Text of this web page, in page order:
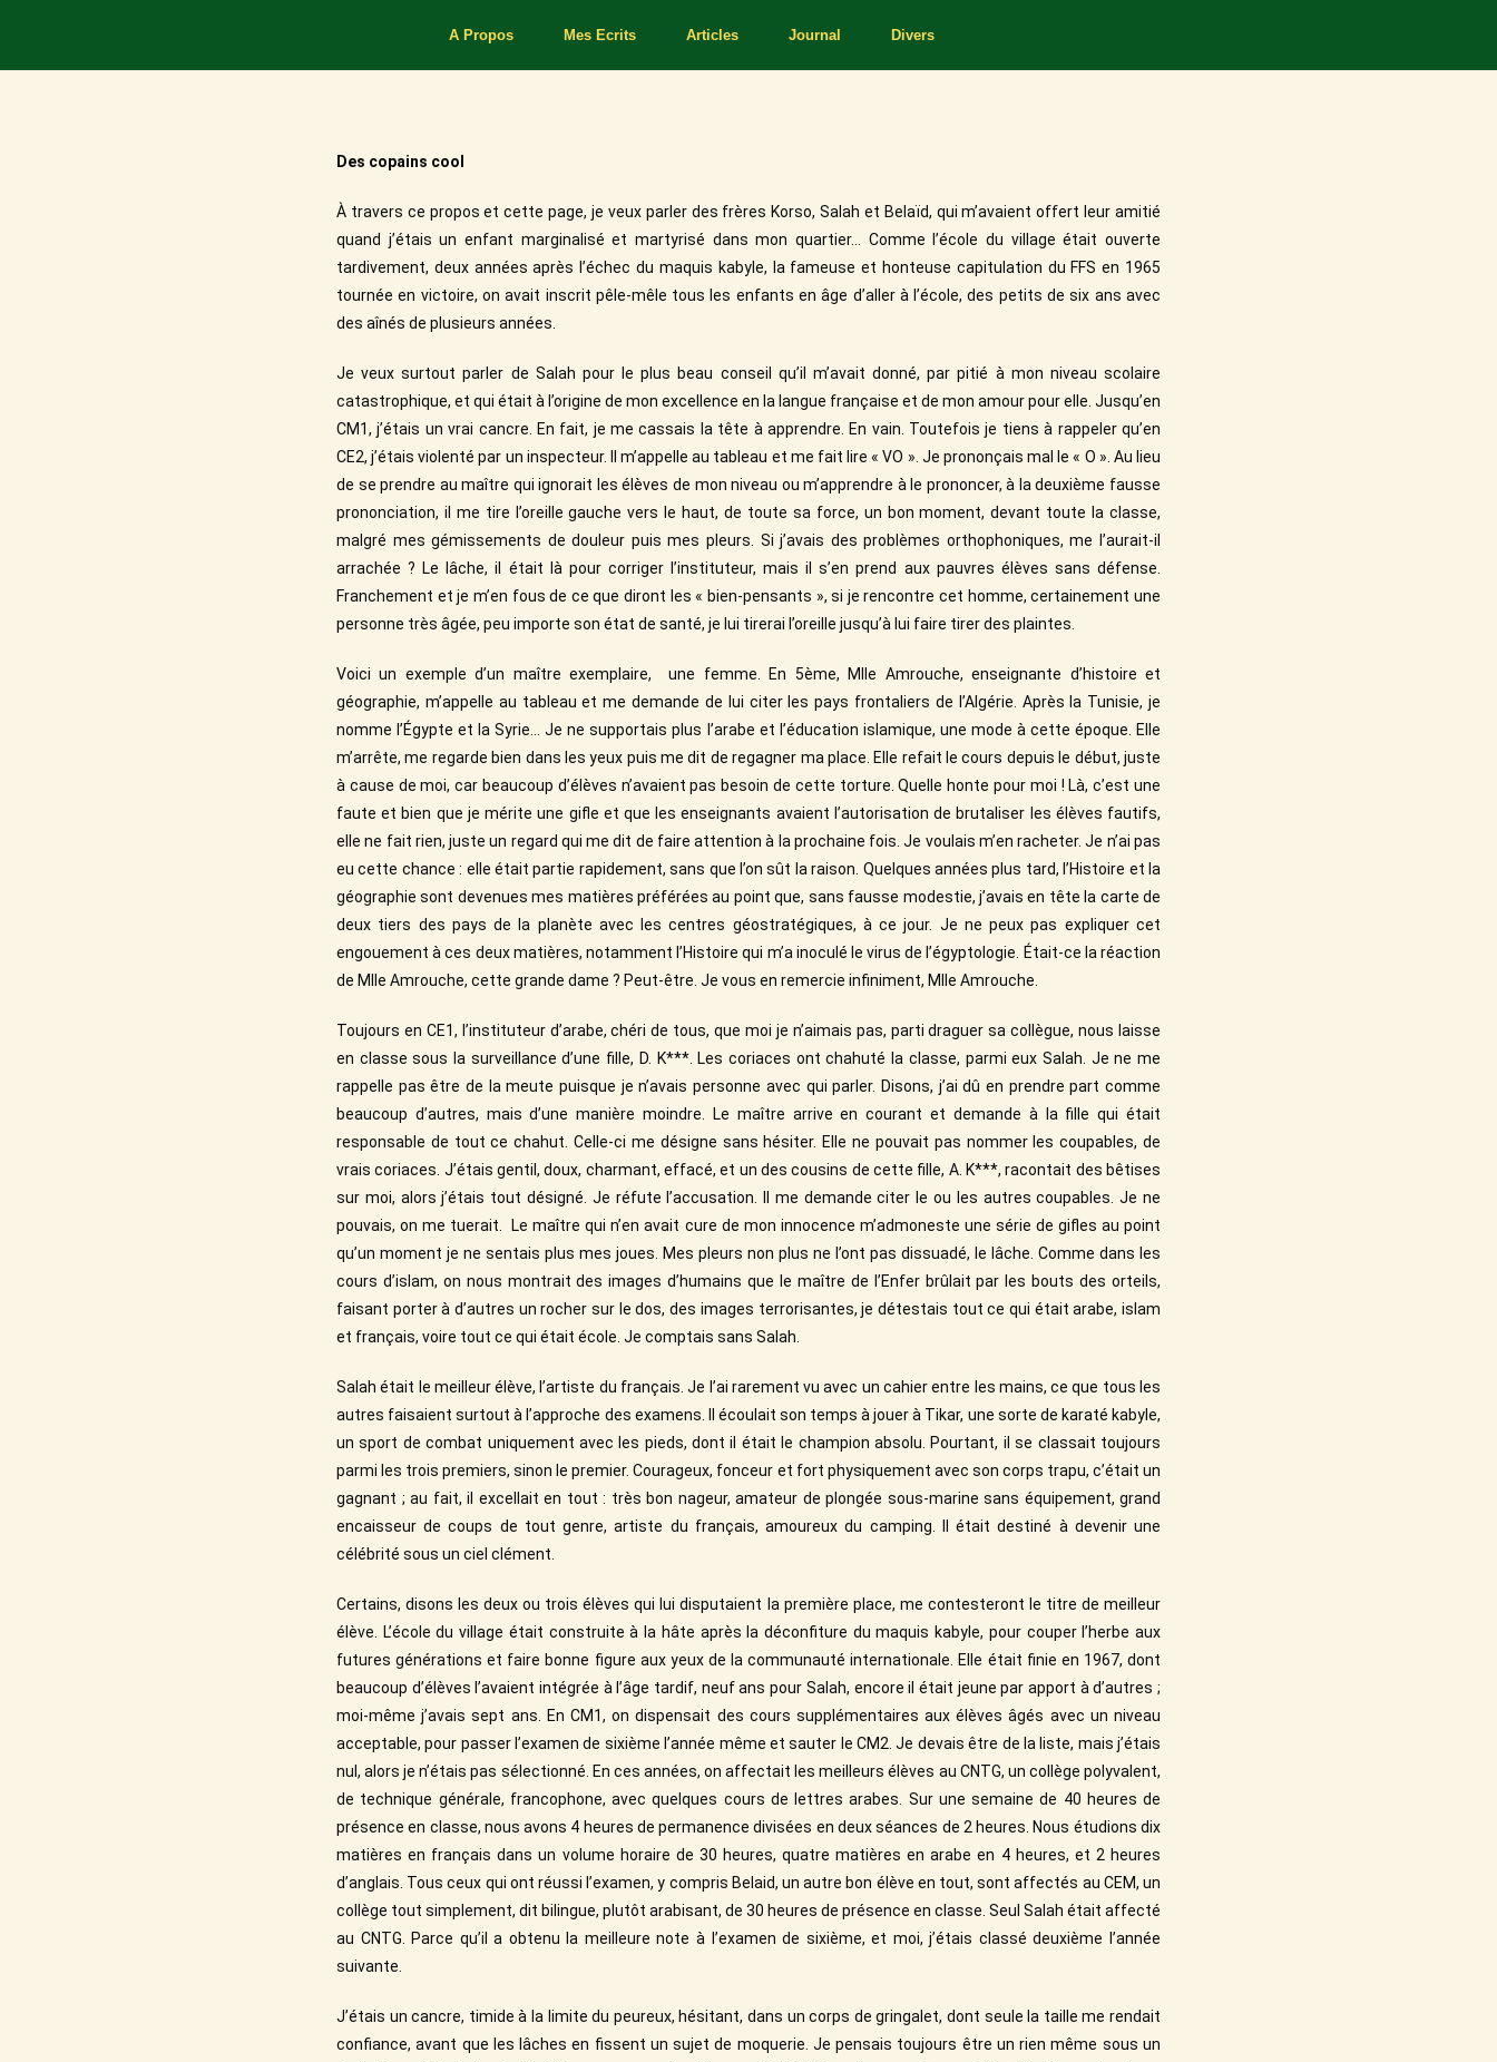
A Propos Mes Ecrits Articles Journal Divers
Des copains cool
À travers ce propos et cette page, je veux parler des frères Korso, Salah et Belaïd, qui m’avaient offert leur amitié
quand j’étais un enfant marginalisé et martyrisé dans mon quartier… Comme l’école du village était ouverte
tardivement, deux années après l’échec du maquis kabyle, la fameuse et honteuse capitulation du FFS en 1965
tournée en victoire, on avait inscrit pêle-mêle tous les enfants en âge d’aller à l’école, des petits de six ans avec
des aînés de plusieurs années.
Je veux surtout parler de Salah pour le plus beau conseil qu’il m’avait donné, par pitié à mon niveau scolaire
catastrophique, et qui était à l’origine de mon excellence en la langue française et de mon amour pour elle. Jusqu’en
CM1, j’étais un vrai cancre. En fait, je me cassais la tête à apprendre. En vain. Toutefois je tiens à rappeler qu’en
CE2, j’étais violenté par un inspecteur. Il m’appelle au tableau et me fait lire « VO ». Je prononçais mal le « O ». Au lieu
de se prendre au maître qui ignorait les élèves de mon niveau ou m’apprendre à le prononcer, à la deuxième fausse
prononciation, il me tire l’oreille gauche vers le haut, de toute sa force, un bon moment, devant toute la classe,
malgré mes gémissements de douleur puis mes pleurs. Si j’avais des problèmes orthophoniques, me l’aurait-il
arrachée ? Le lâche, il était là pour corriger l’instituteur, mais il s’en prend aux pauvres élèves sans défense.
Franchement et je m’en fous de ce que diront les « bien-pensants », si je rencontre cet homme, certainement une
personne très âgée, peu importe son état de santé, je lui tirerai l’oreille jusqu’à lui faire tirer des plaintes.
Voici un exemple d’un maître exemplaire, une femme. En 5ème, Mlle Amrouche, enseignante d’histoire et
géographie, m’appelle au tableau et me demande de lui citer les pays frontaliers de l’Algérie. Après la Tunisie, je
nomme l’Égypte et la Syrie… Je ne supportais plus l’arabe et l’éducation islamique, une mode à cette époque. Elle
m’arrête, me regarde bien dans les yeux puis me dit de regagner ma place. Elle refait le cours depuis le début, juste
à cause de moi, car beaucoup d’élèves n’avaient pas besoin de cette torture. Quelle honte pour moi ! Là, c’est une
faute et bien que je mérite une gifle et que les enseignants avaient l’autorisation de brutaliser les élèves fautifs,
elle ne fait rien, juste un regard qui me dit de faire attention à la prochaine fois. Je voulais m’en racheter. Je n’ai pas
eu cette chance : elle était partie rapidement, sans que l’on sût la raison. Quelques années plus tard, l’Histoire et la
géographie sont devenues mes matières préférées au point que, sans fausse modestie, j’avais en tête la carte de
deux tiers des pays de la planète avec les centres géostratégiques, à ce jour. Je ne peux pas expliquer cet
engouement à ces deux matières, notamment l’Histoire qui m’a inoculé le virus de l’égyptologie. Était-ce la réaction
de Mlle Amrouche, cette grande dame ? Peut-être. Je vous en remercie infiniment, Mlle Amrouche.
Toujours en CE1, l’instituteur d’arabe, chéri de tous, que moi je n’aimais pas, parti draguer sa collègue, nous laisse
en classe sous la surveillance d’une fille, D. K***. Les coriaces ont chahuté la classe, parmi eux Salah. Je ne me
rappelle pas être de la meute puisque je n’avais personne avec qui parler. Disons, j’ai dû en prendre part comme
beaucoup d’autres, mais d’une manière moindre. Le maître arrive en courant et demande à la fille qui était
responsable de tout ce chahut. Celle-ci me désigne sans hésiter. Elle ne pouvait pas nommer les coupables, de
vrais coriaces. J’étais gentil, doux, charmant, effacé, et un des cousins de cette fille, A. K***, racontait des bêtises
sur moi, alors j’étais tout désigné. Je réfute l’accusation. Il me demande citer le ou les autres coupables. Je ne
pouvais, on me tuerait. Le maître qui n’en avait cure de mon innocence m’admoneste une série de gifles au point
qu’un moment je ne sentais plus mes joues. Mes pleurs non plus ne l’ont pas dissuadé, le lâche. Comme dans les
cours d’islam, on nous montrait des images d’humains que le maître de l’Enfer brûlait par les bouts des orteils,
faisant porter à d’autres un rocher sur le dos, des images terrorisantes, je détestais tout ce qui était arabe, islam
et français, voire tout ce qui était école. Je comptais sans Salah.
Salah était le meilleur élève, l’artiste du français. Je l’ai rarement vu avec un cahier entre les mains, ce que tous les
autres faisaient surtout à l’approche des examens. Il écoulait son temps à jouer à Tikar, une sorte de karaté kabyle,
un sport de combat uniquement avec les pieds, dont il était le champion absolu. Pourtant, il se classait toujours
parmi les trois premiers, sinon le premier. Courageux, fonceur et fort physiquement avec son corps trapu, c’était un
gagnant ; au fait, il excellait en tout : très bon nageur, amateur de plongée sous-marine sans équipement, grand
encaisseur de coups de tout genre, artiste du français, amoureux du camping. Il était destiné à devenir une
célébrité sous un ciel clément.
Certains, disons les deux ou trois élèves qui lui disputaient la première place, me contesteront le titre de meilleur
élève. L’école du village était construite à la hâte après la déconfiture du maquis kabyle, pour couper l’herbe aux
futures générations et faire bonne figure aux yeux de la communauté internationale. Elle était finie en 1967, dont
beaucoup d’élèves l’avaient intégrée à l’âge tardif, neuf ans pour Salah, encore il était jeune par apport à d’autres ;
moi-même j’avais sept ans. En CM1, on dispensait des cours supplémentaires aux élèves âgés avec un niveau
acceptable, pour passer l’examen de sixième l’année même et sauter le CM2. Je devais être de la liste, mais j’étais
nul, alors je n’étais pas sélectionné. En ces années, on affectait les meilleurs élèves au CNTG, un collège polyvalent,
de technique générale, francophone, avec quelques cours de lettres arabes. Sur une semaine de 40 heures de
présence en classe, nous avons 4 heures de permanence divisées en deux séances de 2 heures. Nous étudions dix
matières en français dans un volume horaire de 30 heures, quatre matières en arabe en 4 heures, et 2 heures
d’anglais. Tous ceux qui ont réussi l’examen, y compris Belaid, un autre bon élève en tout, sont affectés au CEM, un
collège tout simplement, dit bilingue, plutôt arabisant, de 30 heures de présence en classe. Seul Salah était affecté
au CNTG. Parce qu’il a obtenu la meilleure note à l’examen de sixième, et moi, j’étais classé deuxième l’année
suivante.
J’étais un cancre, timide à la limite du peureux, hésitant, dans un corps de gringalet, dont seule la taille me rendait
confiance, avant que les lâches en fissent un sujet de moquerie. Je pensais toujours être un rien même sous un